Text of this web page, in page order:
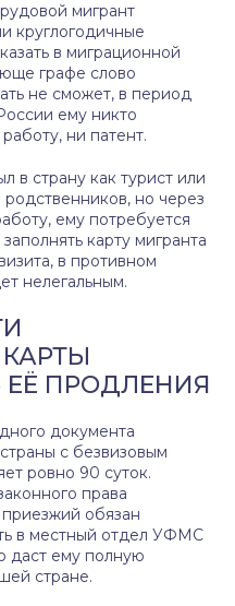
мигрант
круглогодичные
в миграционной
графе слово
не сможет, в период
ему никто
ни патент.
в страну как турист или
но через
ему потребуется
карту мигранта
в противном
нелегальным.
ПРОДЛЕНИЯ
документа
с безвизовым
ровно 90 суток.
права
обязан
в местный отдел УФМС
даст ему полную
стране.